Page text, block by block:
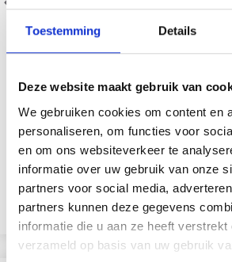
Toestemming Details
Deze website maakt gebruik van
We gebruiken cookies om content en
personaliseren, om functies voor
en om ons websiteverkeer te
informatie over uw gebruik van onze
partners voor social media,
partners kunnen deze gegevens
informatie die u aan ze heeft verstrekt
verzameld op basis van uw gebruik
LINDEHOBBY BLOQUEURS DE
EUR 7.95 EUR 15.85
L'offre expire le 31/08/2026
Voir toutes les options